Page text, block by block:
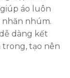
áo luôn
nhúm.
dàng kết
trong, tạo nên